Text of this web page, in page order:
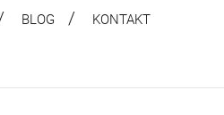
BLOG KONTAKT